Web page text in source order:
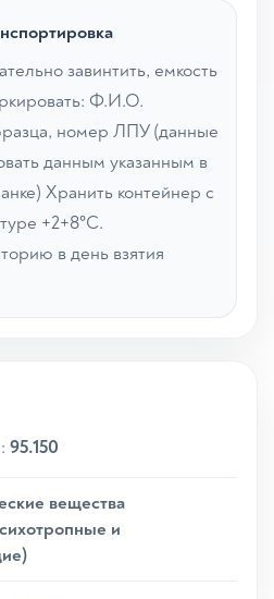
завинтить, емкость
Ф.И.О.
номер ЛПУ (данные
данным указанным в
Хранить контейнер с
+2+8°С.
в день взятия
95.150
вещества
и